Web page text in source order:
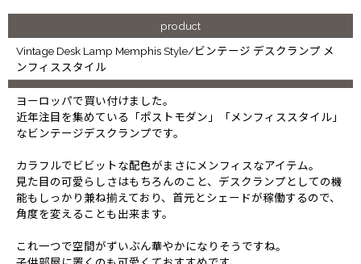
product
Vintage Desk Lamp Memphis Style/ビンテージ デスクランプ メ
ンフィススタイル
ヨーロッパで買い付けました。
近年注目を集めている「ポストモダン」「メンフィススタイル」
なビンテージデスクランプです。
カラフルでビビットな配色がまさにメンフィスなアイテム。
見た目の可愛らしさはもちろんのこと、デスクランプとしての機
能もしっかり兼ね揃えており、首元とシェードが稼働するので、
角度を変えることも出来ます。
これ一つで空間がずいぶん華やかになりそうですね。